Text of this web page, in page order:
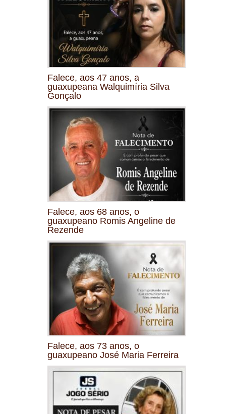
Falece, aos 47 anos, a
guaxupeana Walquimíria Silva
Gonçalo
Falece, aos 68 anos, o
guaxupeano Romis Angeline de
Rezende
Falece, aos 73 anos, o
guaxupeano José Maria Ferreira